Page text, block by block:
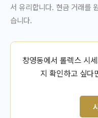
서 유리합니다. 현금 거래를
습니다.
창영동에서 롤렉스 시
지 확인하고 싶다